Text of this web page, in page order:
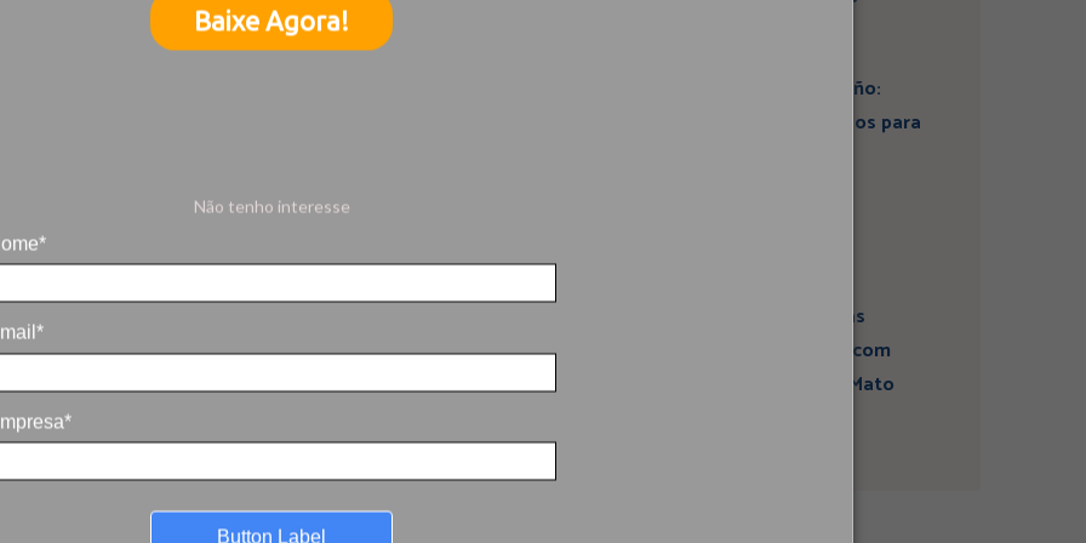
Baixe Agora!
Não tenho interesse
Button Label
Artigo: Super El Niño:
estamos preparados para
atividades sísmicas
fortalece diálogo com
comunidades em Mato